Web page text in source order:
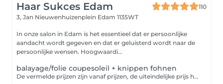
Haar Sukces Edam
110
3, Jan Nieuwenhuizenplein Edam 1135WT
In onze salon in Edam is het essentieel dat er persoonlijke
aandacht wordt gegeven en dat er geluisterd wordt naar de
persoonlijke wensen. Hoogwaardi...
balayage/folie coupesoleil + knippen fohnen
De vermelde prijzen zijn vanaf prijzen, de uiteindelijke prijs hangt af van het gewenste resultaat